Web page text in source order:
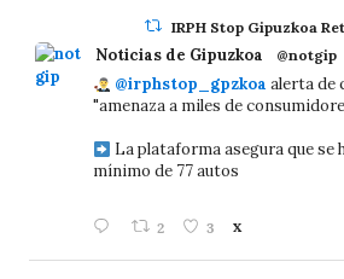
IRPH Stop Gipuzkoa
Noticias de Gipuzkoa @notgip
@irphstop_gpzkoa alerta de
"amenaza a miles de
La plataforma asegura que se
mínimo de 77 autos
2 3 X